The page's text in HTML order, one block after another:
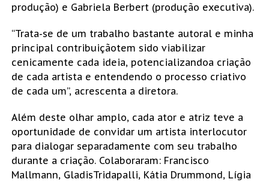
produção) e Gabriela Berbert (produção executiva).
“Trata-se de um trabalho bastante autoral e minha
principal contribuiçãotem sido viabilizar
cenicamente cada ideia, potencializandoa criação
de cada artista e entendendo o processo criativo
de cada um”, acrescenta a diretora.
Além deste olhar amplo, cada ator e atriz teve a
oportunidade de convidar um artista interlocutor
para dialogar separadamente com seu trabalho
durante a criação. Colaboraram: Francisco
Mallmann, GladisTridapalli, Kátia Drummond, Lígia